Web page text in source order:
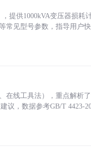
提供1000kVA变压器损耗
常见型号参数，指导用户
在线工具法），重点解析
议，数据参考GB/T 4423-